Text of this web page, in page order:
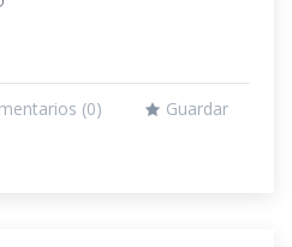
(0) Guardar